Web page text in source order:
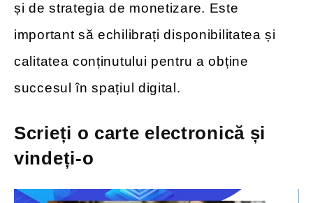
și de strategia de monetizare. Este
important să echilibrați disponibilitatea și
calitatea conținutului pentru a obține
succesul în spațiul digital.
Scrieți o carte electronică și
vindeți-o